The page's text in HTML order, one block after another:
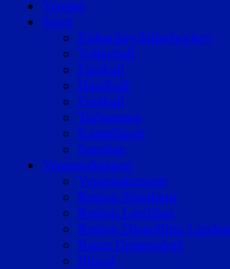
Vereine
Sport
Eishockey/Inlinehockey
Volleyball
Fussball
Handball
Football
Trabrennen
Kampfsport
Sonstige
Veranstaltungen
Veranstaltungen
Region Straubing
Region Landshut
Region Dingolfing-Landau
Raum Deggendorf
Bluval